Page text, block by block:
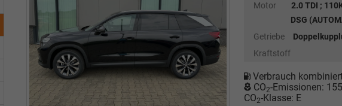
Motor
2.0 TDI ;
DSG
Getriebe
Kraftstoff
Verbrauch
CO2-Emissionen:
CO2-Klasse: E